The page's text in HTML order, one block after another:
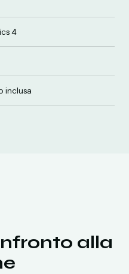
4
inclusa
alla